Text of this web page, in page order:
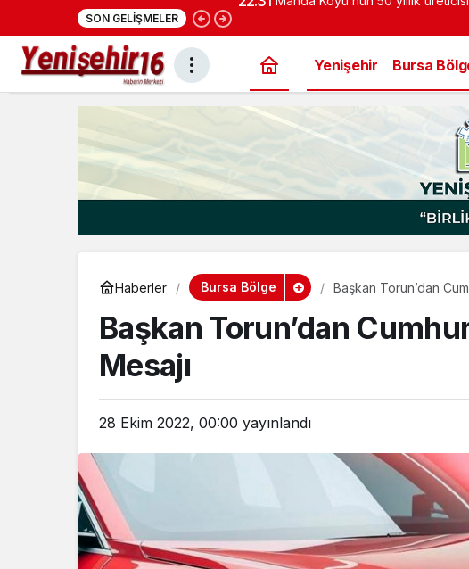
SON GELIŞMELER
Yenişehir Bursa
Haberler Bursa Bölge Başkan Torun’dan
Başkan Torun’dan
Mesajı
28 Ekim 2022, 00:00 yayınlandı